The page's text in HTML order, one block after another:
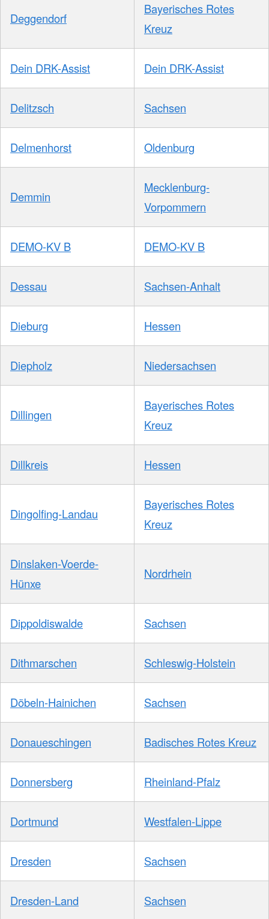
Deggendorf
Bayerisches Rotes
Kreuz
Dein DRK-Assist Dein DRK-Assist
Delitzsch Sachsen
Delmenhorst Oldenburg
Demmin
Mecklenburg-
Vorpommern
DEMO-KV B DEMO-KV B
Dessau Sachsen-Anhalt
Dieburg Hessen
Diepholz Niedersachsen
Dillingen
Bayerisches Rotes
Kreuz
Dillkreis Hessen
Dingolfing-Landau
Bayerisches Rotes
Kreuz
Dinslaken-Voerde-
Hünxe
Nordrhein
Dippoldiswalde Sachsen
Dithmarschen Schleswig-Holstein
Döbeln-Hainichen Sachsen
Donaueschingen Badisches Rotes Kreuz
Donnersberg Rheinland-Pfalz
Dortmund Westfalen-Lippe
Dresden Sachsen
Dresden-Land Sachsen